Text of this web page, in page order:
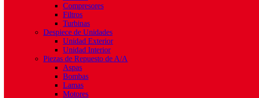
Compresores
Filtros
Turbinas
Despiece de Unidades
Unidad Exterior
Unidad Interior
Piezas de Repuesto de A/A
Aspas
Bombas
Lamas
Motores